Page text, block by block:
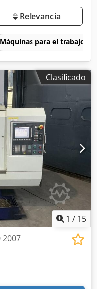
Relevancia
Máquinas para el trabajo
Clasificado
1 / 15
2007